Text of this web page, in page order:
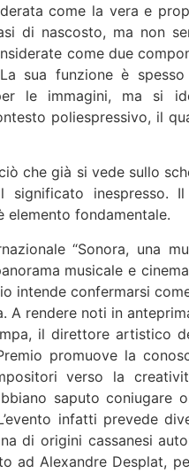
come la vera e
di nascosto, ma non
come due
sua funzione è
le immagini, ma si
poliespressivo, il
che già si vede sullo
significato
elemento fondamentale.
“Sonora, una
musicale e
intende confermarsi
A rendere noti in
il direttore artistico
promuove la
verso la
saputo
infatti prevede
di origini cassanesi
ad Alexandre Desplat,